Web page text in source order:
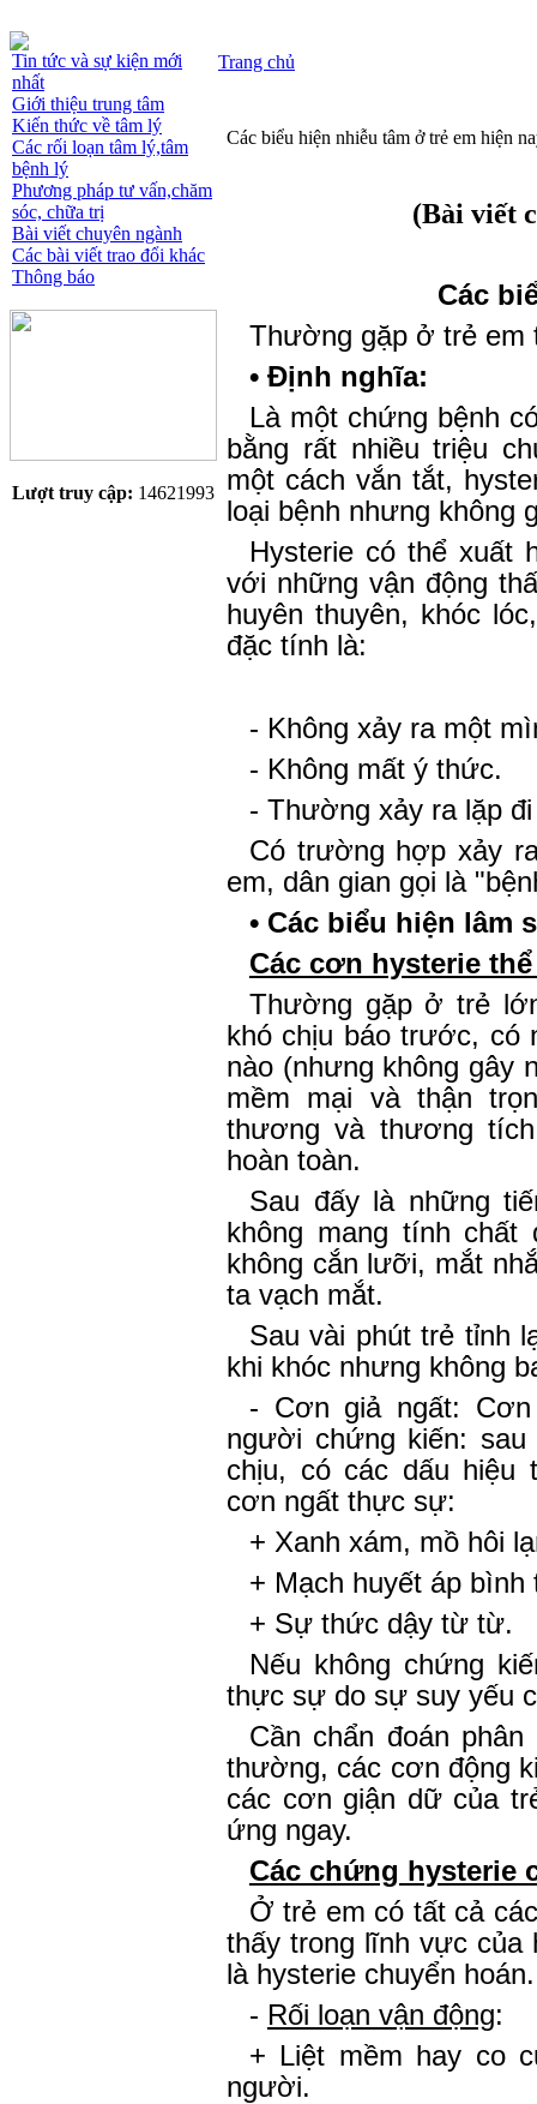
Tin tức và sự kiện mới
nhất
Giới thiệu trung tâm
Kiến thức về tâm lý
Các rối loạn tâm lý,tâm
bệnh lý
Phương pháp tư vấn,chăm
sóc, chữa trị
Bài viết chuyên ngành
Các bài viết trao đổi khác
Thông báo
Lượt truy cập: 14621993
Trang chủ
Các biểu hiện nhiễu tâm ở trẻ em hiện
(Bài viết
Các
Thường gặp ở trẻ em
• Định nghĩa:
Là một chứng bệnh
bằng rất nhiều triệu
một cách vắn tắt,
loại bệnh nhưng không
Hysterie có thể xuất
với những vận động
huyên thuyên, khóc
đặc tính là:
- Không xảy ra một
- Không mất ý thức.
- Thường xảy ra lặp
Có trường hợp xảy
em, dân gian gọi là
• Các biểu hiện lâm
Các cơn hysterie
Thường gặp ở trẻ
khó chịu báo trước,
nào (nhưng không gây
mềm mại và thận
thương và thương
hoàn toàn.
Sau đấy là những
không mang tính chất
không cắn lưỡi, mắt
ta vạch mắt.
Sau vài phút trẻ tỉnh
khi khóc nhưng không
- Cơn giả ngất:
người chứng kiến:
chịu, có các dấu hiệu
cơn ngất thực sự:
+ Xanh xám, mồ hôi
+ Mạch huyết áp
+ Sự thức dậy từ từ.
Nếu không chứng
thực sự do sự suy yếu
Cần chẩn đoán
thường, các cơn động
các cơn giận dữ của
ứng ngay.
Các chứng hysterie
Ở trẻ em có tất cả
thấy trong lĩnh vực của
là hysterie chuyển hoán.
- Rối loạn vận động:
+ Liệt mềm hay co
người.